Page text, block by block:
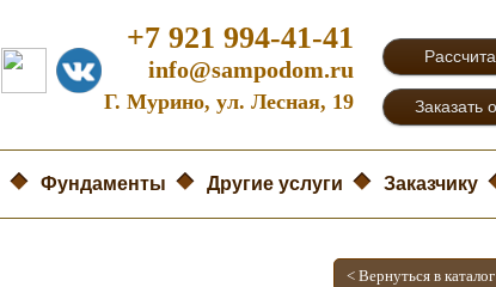
Заказать
+7 921 994-41-41
info@sampodom.ru
Г. Мурино, ул. Лесная, 19
Фундаменты Другие услуги Заказчику
< Вернуться в